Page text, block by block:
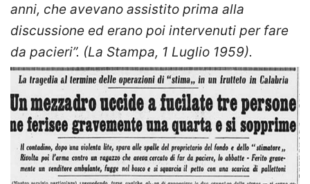
anni, che avevano assistito prima alla
discussione ed erano poi intervenuti per fare
da pacieri”. (La Stampa, 1 Luglio 1959).